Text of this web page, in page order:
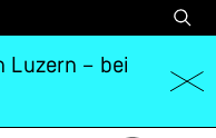
Luzern – bei